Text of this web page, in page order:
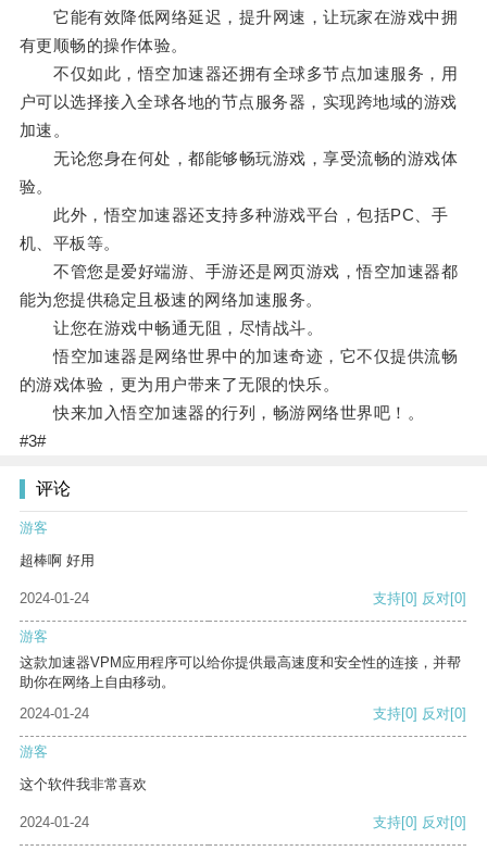
它能有效降低网络延迟，提升网速，让玩家在游戏中拥
有更顺畅的操作体验。
不仅如此，悟空加速器还拥有全球多节点加速服务，用
户可以选择接入全球各地的节点服务器，实现跨地域的游戏
加速。
无论您身在何处，都能够畅玩游戏，享受流畅的游戏体
验。
此外，悟空加速器还支持多种游戏平台，包括PC、手
机、平板等。
不管您是爱好端游、手游还是网页游戏，悟空加速器都
能为您提供稳定且极速的网络加速服务。
让您在游戏中畅通无阻，尽情战斗。
悟空加速器是网络世界中的加速奇迹，它不仅提供流畅
的游戏体验，更为用户带来了无限的快乐。
快来加入悟空加速器的行列，畅游网络世界吧！。
#3#
评论
游客
超棒啊 好用
2024-01-24 支持[0] 反对[0]
游客
这款加速器VPM应用程序可以给你提供最高速度和安全性的连接，并帮
助你在网络上自由移动。
2024-01-24
支持[0] 反对[0]
游客
这个软件我非常喜欢
2024-01-24 支持[0] 反对[0]